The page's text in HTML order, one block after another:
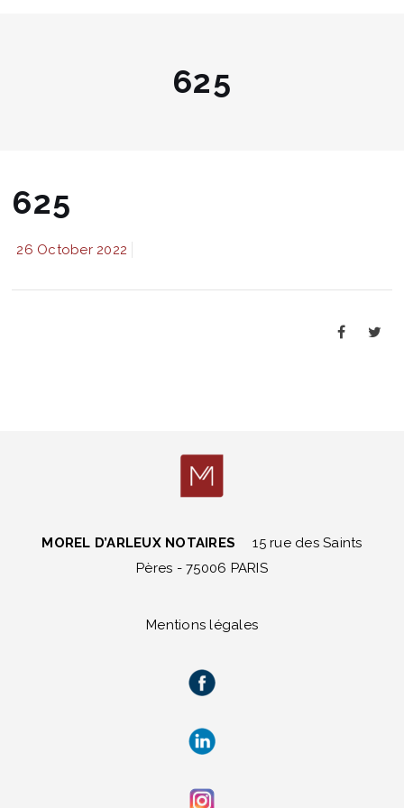
625
625
26 October 2022
MOREL D’ARLEUX NOTAIRES
15 rue des Saints
Pères - 75006 PARIS
Mentions légales